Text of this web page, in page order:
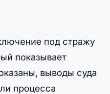
под стражу
показывает
выводы суда
процесса